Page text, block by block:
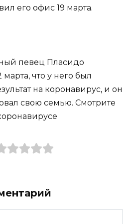
его офис 19 марта.
певец Пласидо
что у него был
на коронавирус, и он
свою семью. Смотрите